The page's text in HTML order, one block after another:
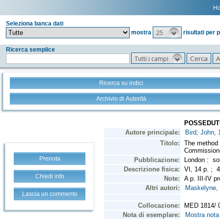
Seleziona banca dati
mostra
25 risultati per
Ricerca semplice
Tutti i campi
Ricerca su indici
Archivio di Autorità
Prenota
Chiedi info
Lascia un commento